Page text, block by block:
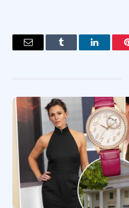
بينتيريستلينكدإن Tumblr
البريد